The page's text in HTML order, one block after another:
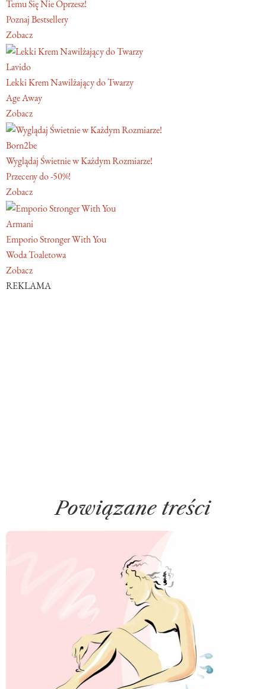
Temu Się Nie Oprzesz!
Poznaj Bestsellery
Zobacz
Lavido
Lekki Krem Nawilżający do Twarzy
Age Away
Zobacz
Born2be
Wyglądaj Świetnie w Każdym Rozmiarze!
Przeceny do -50%!
Zobacz
Armani
Emporio Stronger With You
Woda Toaletowa
Zobacz
REKLAMA
Powiązane treści